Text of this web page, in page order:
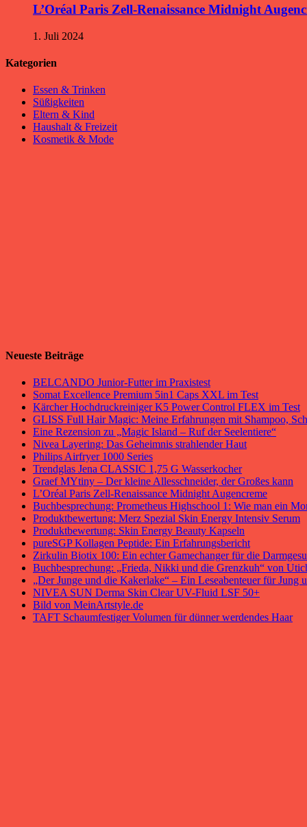
L’Oréal Paris Zell-Renaissance Midnight
1. Juli 2024
Kategorien
Essen & Trinken
Süßigkeiten
Eltern & Kind
Haushalt & Freizeit
Kosmetik & Mode
Neueste Beiträge
BELCANDO Junior-Futter im Praxistest
Somat Excellence Premium 5in1 Caps XXL im Test
Kärcher Hochdruckreiniger K5 Power Control FLEX im Test
GLISS Full Hair Magic: Meine Erfahrungen mit Shampoo,
Eine Rezension zu „Magic Island – Ruf der Seelentiere“
Nivea Layering: Das Geheimnis strahlender Haut
Philips Airfryer 1000 Series
Trendglas Jena CLASSIC 1,75 G Wasserkocher
Graef MYtiny – Der kleine Allesschneider, der Großes kann
L’Oréal Paris Zell-Renaissance Midnight Augencreme
Buchbesprechung: Prometheus Highschool 1: Wie man ein
Produktbewertung: Merz Spezial Skin Energy Intensiv Serum
Produktbewertung: Skin Energy Beauty Kapseln
pureSGP Kollagen Peptide: Ein Erfahrungsbericht
Zirkulin Biotix 100: Ein echter Gamechanger für die
Buchbesprechung: „Frieda, Nikki und die Grenzkuh“ von
„Der Junge und die Kakerlake“ – Ein Leseabenteuer für Jung
NIVEA SUN Derma Skin Clear UV-Fluid LSF 50+
Bild von MeinArtstyle.de
TAFT Schaumfestiger Volumen für dünner werdendes Haar